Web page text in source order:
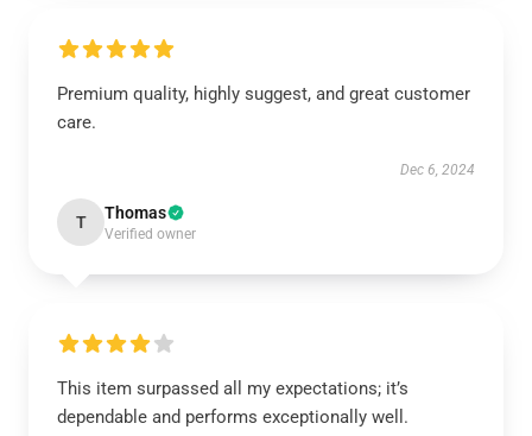
Premium quality, highly suggest, and great customer
care.
Dec 6, 2024
T Thomas
Verified owner
This item surpassed all my expectations; it’s
dependable and performs exceptionally well.